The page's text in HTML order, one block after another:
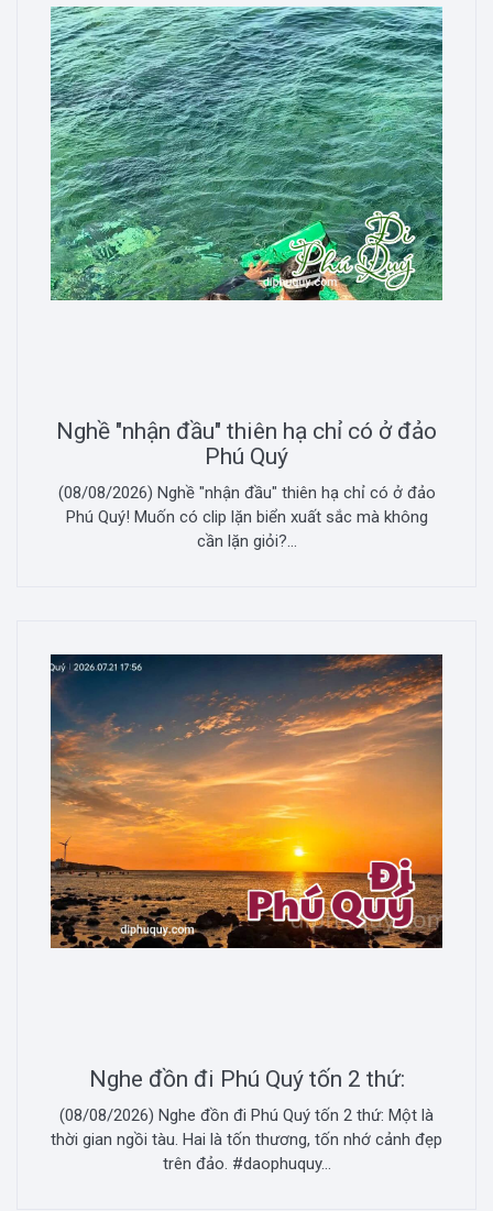
Nghề "nhận đầu" thiên hạ chỉ có ở đảo
Phú Quý
(08/08/2026) Nghề "nhận đầu" thiên hạ chỉ có ở đảo
Phú Quý! Muốn có clip lặn biển xuất sắc mà không
cần lặn giỏi?...
Nghe đồn đi Phú Quý tốn 2 thứ:
(08/08/2026) Nghe đồn đi Phú Quý tốn 2 thứ: Một là
thời gian ngồi tàu. Hai là tốn thương, tốn nhớ cảnh đẹp
trên đảo. #daophuquy...